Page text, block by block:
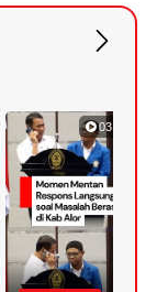
03:22